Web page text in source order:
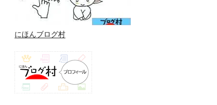
にほんブログ村